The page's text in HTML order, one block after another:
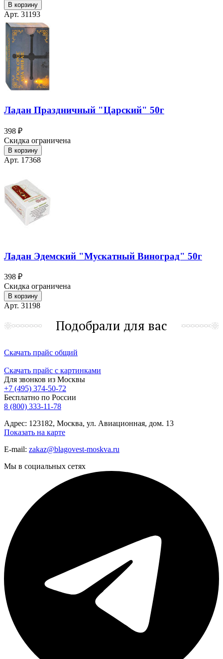
В корзину
Арт. 31193
Ладан Праздничный "Царский" 50г
398 ₽
Скидка ограничена
В корзину
Арт. 17368
Ладан Эдемский "Мускатный Виноград" 50г
398 ₽
Скидка ограничена
В корзину
Арт. 31198
Подобрали для вас
Скачать прайс общий
Скачать прайс с картинками
Для звонков из Москвы
+7 (495) 374-50-72
Бесплатно по России
8 (800) 333-11-78
Адрес: 123182, Москва, ул. Авиационная, дом. 13
Показать на карте
E-mail: zakaz@blagovest-moskva.ru
Мы в социальных сетях